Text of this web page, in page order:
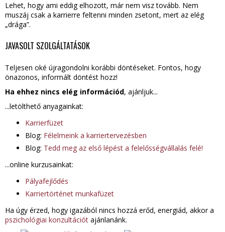
Lehet, hogy ami eddig elhozott, már nem visz tovább. Nem
muszáj csak a karrierre feltenni minden zsetont, mert az elég
„drága”.
JAVASOLT SZOLGÁLTATÁSOK
Teljesen oké újragondolni korábbi döntéseket. Fontos, hogy
önazonos, informált döntést hozz!
Ha ehhez nincs elég információd, ajánljuk...
...letölthető anyagainkat:
Karrierfüzet
Blog: Félelmeink a karriertervezésben
Blog: Tedd meg az első lépést a felelősségvállalás felé!
...online kurzusainkat:
Pályafejlődés
Karriertörténet munkafüzet
Ha úgy érzed, hogy igazából nincs hozzá erőd, energiád, akkor a
pszichológiai konzultációt ajánlanánk.